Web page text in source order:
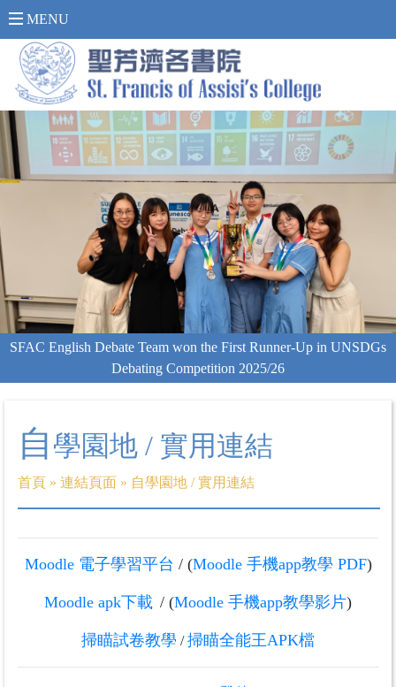
MENU
SFAC English Debate Team won the First Runner-Up in UNSDGs
Debating Competition 2025/26
自學園地 / 實用連結
首頁 » 連結頁面 » 自學園地 / 實用連結
Moodle 電子學習平台 / (Moodle 手機app教學 PDF)
Moodle apk下載 / (Moodle 手機app教學影片)
掃瞄試卷教學 /掃瞄全能王APK檔